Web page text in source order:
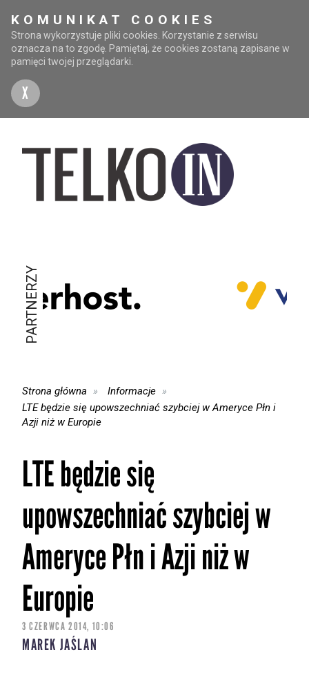
KOMUNIKAT COOKIES
Strona wykorzystuje pliki cookies. Korzystanie z serwisu
oznacza na to zgodę. Pamiętaj, że cookies zostaną zapisane w
pamięci twojej przeglądarki.
X
PARTNERZY
Strona główna
Informacje
LTE będzie się upowszechniać szybciej w Ameryce Płn i
Azji niż w Europie
LTE będzie się
upowszechniać szybciej w
Ameryce Płn i Azji niż w
Europie
3 CZERWCA 2014, 10:06
MAREK JAŚLAN